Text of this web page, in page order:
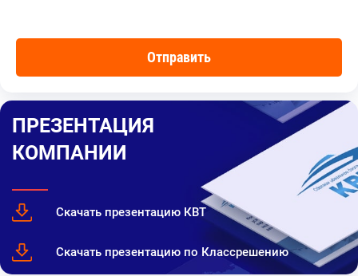
ПРЕЗЕНТАЦИЯ
КОМПАНИИ
Скачать презентацию КВТ
Скачать презентацию по Классрешению